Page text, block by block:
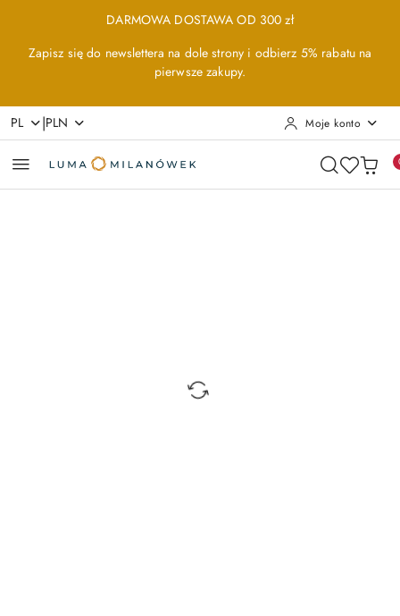
Przejdź do treści głównej
Przejdź do wyszukiwarki
Przejdź do moje konto
Przejdź do menu głównego
Przejdź do opisu produktu
Przejdź do stopkiDARMOWA DOSTAWA OD 300 zł
Zapisz się do newslettera na dole strony i odbierz 5% rabatu na
pierwsze zakupy.
PL |PLN Moje konto